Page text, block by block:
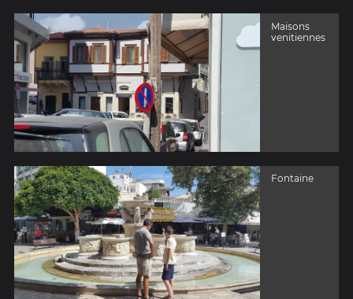
Maisons
venitiennes
Fontaine